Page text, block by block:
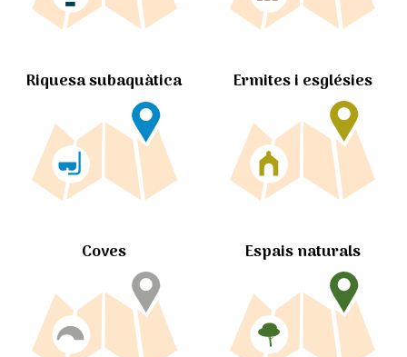
Riquesa subaquàtica Ermites i esglésies
Coves Espais naturals